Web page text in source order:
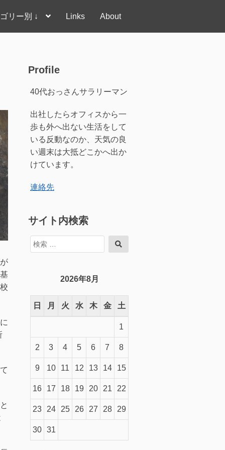
リー別 ↓ Links About
Profile
40代おっさんサラリーマン
出社したらオフィスから一
歩も外へ出ない生活をして
いる反動なのか、天気の良
い週末は大抵どこかへ出か
けています。
連絡先
サイト内検索
検
索
索
2026年8月
日 月 火 水 木 金 土
1
2 3 4 5 6 7 8
9 10 11 12 13 14 15
16 17 18 19 20 21 22
23 24 25 26 27 28 29
30 31